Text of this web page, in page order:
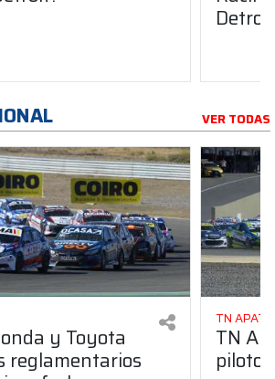
VER TODAS
y Toyota
reglamentarios
TN APAT
TN
piloto